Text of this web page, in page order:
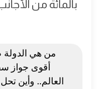
بالمائة من
من هي الدولة
أقوى جواز
العالم.. وأين